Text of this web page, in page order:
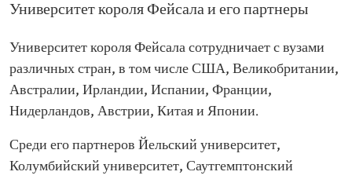
Университет короля Фейсала и его партнеры
Университет короля Фейсала сотрудничает с вузами
различных стран, в том числе США, Великобритании,
Австралии, Ирландии, Испании, Франции,
Нидерландов, Австрии, Китая и Японии.
Среди его партнеров Йельский университет,
Колумбийский университет, Саутгемптонский